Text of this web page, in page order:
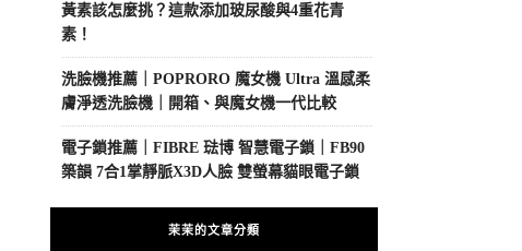
黃素該怎麼挑？這款添加玻尿酸與4重花青
素！
洗臉機推薦｜POPRORO 魔女機 Ultra 溫感柔
膚淨透洗臉機｜開箱、與魔女機一代比較
電子鎖推薦｜FIBRE 琺博 智慧電子鎖｜FB90
築韻 7合1掌靜脈X3D人臉 雙螢幕貓眼電子鎖
茉茉的文章分類